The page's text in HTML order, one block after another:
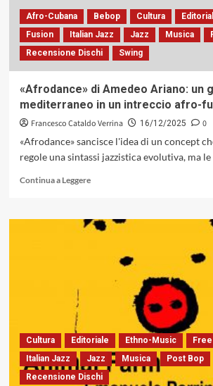
tra
Debussy
e
il
Note,
2003)
Afro-Cubana Bebop Cultura
Fusion
Italian Jazz Jazz Musica
Recensione Dischi
Swing
«Afrodance» di Amedeo Ariano: un
mediterraneo in un intreccio afro-
Francesco Cataldo Verrina 16/12/2025
0
«Afrodance» sancisce l'idea di un concept
regole una sintassi jazzistica evolutiva, ma
Continua a LeggereLeggi
su
«Afrodance»
Amedeo
mediterraneo
un
intreccio
afro-
funk-
Cultura Editoriale Ethno-Music
Italian Jazz
Jazz Musica
Post Bop
Recensione Dischi